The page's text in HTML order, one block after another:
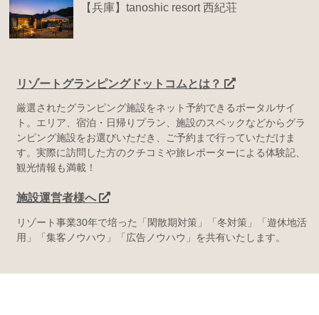
【兵庫】tanoshic resort 西紀荘
リゾートグランピングドットコムとは？
厳選されたグランピング施設をネット予約できるポータルサイ
ト。エリア、宿泊・日帰りプラン、施設のスペックなどからグラ
ンピング施設をお選びいただき、ご予約まで行っていただけま
す。実際に訪問した方のクチコミや旅レポーターによる体験記、
観光情報も満載！
施設運営者様へ
リゾート事業30年で培った「閑散期対策」「冬対策」「遊休地活
用」「集客ノウハウ」「広告ノウハウ」を共有いたします。